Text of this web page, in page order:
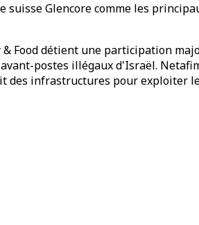
Glencore comme les
Food détient une participation
postes illégaux d'Israël.
infrastructures pour exploiter